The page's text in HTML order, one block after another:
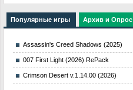
Популярные игры Архив и Опрос
Assassin's Creed Shadows (2025)
007 First Light (2026) RePack
Crimson Desert v.1.14.00 (2026)